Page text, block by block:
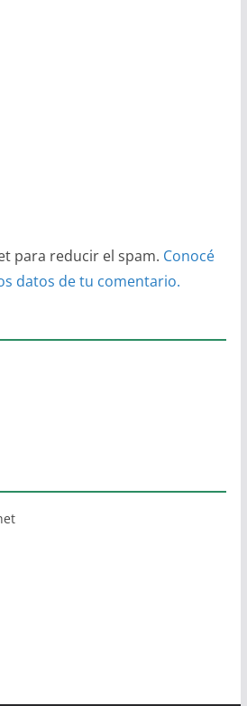
para reducir el spam. Conocé
datos de tu comentario.